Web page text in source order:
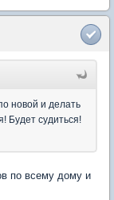
новой и делать
Будет судиться!
по всему дому и